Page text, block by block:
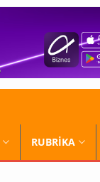
RUBRİKA